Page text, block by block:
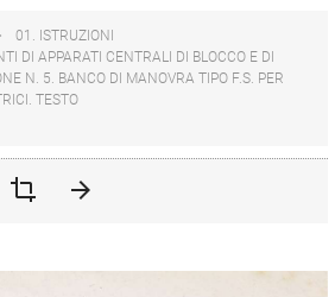
01. ISTRUZIONI
DI APPARATI CENTRALI DI BLOCCO E DI
N. 5. BANCO DI MANOVRA TIPO F.S. PER
TESTO